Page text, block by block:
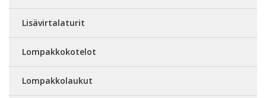
Lisävirtalaturit
Lompakkokotelot
Lompakkolaukut